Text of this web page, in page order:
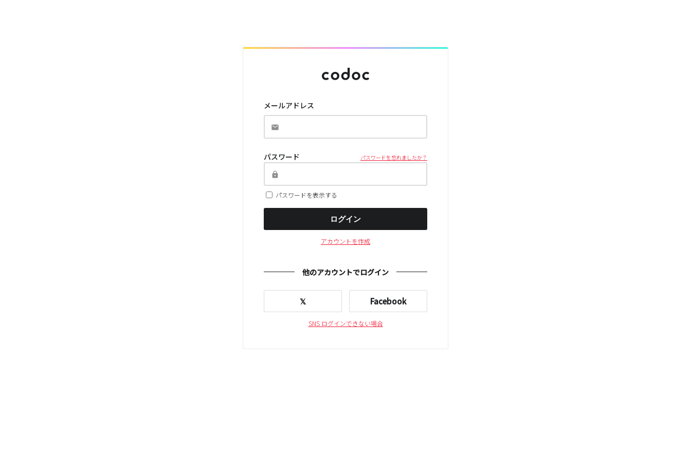
メールアドレス
パスワード パスワードを忘れましたか？
パスワードを表示する
ログイン
アカウントを作成
他のアカウントでログイン
𝕏 Facebook
SNS ログインできない場合